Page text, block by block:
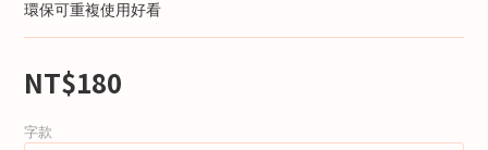
環保可重複使用好看
NT$180
字款